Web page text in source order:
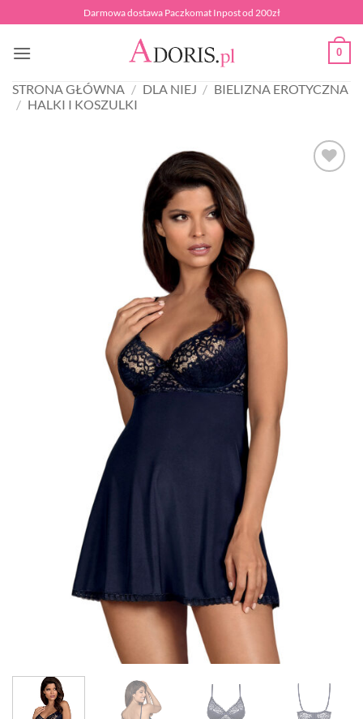
do
zawartości
Darmowa dostawa Paczkomat Inpost od 200zł
0
STRONA GŁÓWNA / DLA NIEJ / BIELIZNA EROTYCZNA
/ HALKI I KOSZULKI